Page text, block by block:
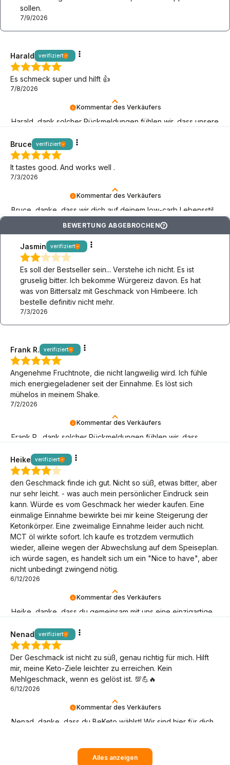
sollen.
7/9/2026
Kommentar des Verkäufers
Harald, dank solcher Rückmeldungen fühlen wir, dass unsere
Harald verifiziert
Es schmeck super und hilft 👍
7/8/2026
Kommentar des Verkäufers
Bruce, danke, dass wir dich auf deinem low-carb Lebensstil
Bruce verifiziert
It tastes good. And works well .
7/3/2026
BEWERTUNG ABGEBROCHEN ?
Jasmin verifiziert
Es soll der Bestseller sein... Verstehe ich nicht. Es ist
gruselig bitter. Ich bekomme Würgereiz davon. Es hat
was von Bittersalz mit Geschmack von Himbeere. Ich
bestelle definitiv nicht mehr.
7/3/2026
Kommentar des Verkäufers
Frank R., dank solcher Rückmeldungen fühlen wir, dass
Frank R. verifiziert
Angenehme Fruchtnote, die nicht langweilig wird. Ich fühle
mich energiegeladener seit der Einnahme. Es löst sich
mühelos in meinem Shake.
7/2/2026
Kommentar des Verkäufers
Heike, danke, dass du gemeinsam mit uns eine einzigartige
Heike verifiziert
den Geschmack finde ich gut. Nicht so süß, etwas bitter, aber
nur sehr leicht. - was auch mein persönlicher Eindruck sein
kann. Würde es vom Geschmack her wieder kaufen. Eine
einmalige Einnahme bewirkte bei mir keine Steigerung der
Ketonkörper. Eine zweimalige Einnahme leider auch nicht.
MCT öl wirkte sofort. Ich kaufe es trotzdem vermutlich
wieder, alleine wegen der Abwechslung auf dem Speiseplan.
ich würde sagen, es handelt sich um ein "Nice to have", aber
nicht unbedingt zwingend nötig.
6/12/2026
Kommentar des Verkäufers
Nenad, danke, dass du BeKeto wählst! Wir sind hier für dich
Nenad verifiziert
Der Geschmack ist nicht zu süß, genau richtig für mich. Hilft
mir, meine Keto-Ziele leichter zu erreichen. Kein
Mehlgeschmack, wenn es gelöst ist. 💯💪🔥
6/12/2026
Alles anzeigen